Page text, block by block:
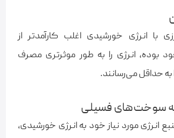
با انرژی خورشیدی اغلب کارآمدتر از
بوده، انرژی را به طور موثرتری مصرف
حداقل می‌رسانند.
انرژی مورد نیاز خود به انرژی خورشیدی،